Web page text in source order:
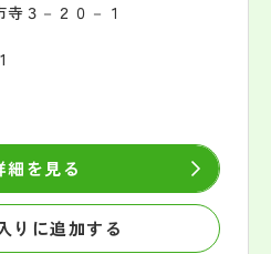
３－２０－１
りに追加する
細を見る